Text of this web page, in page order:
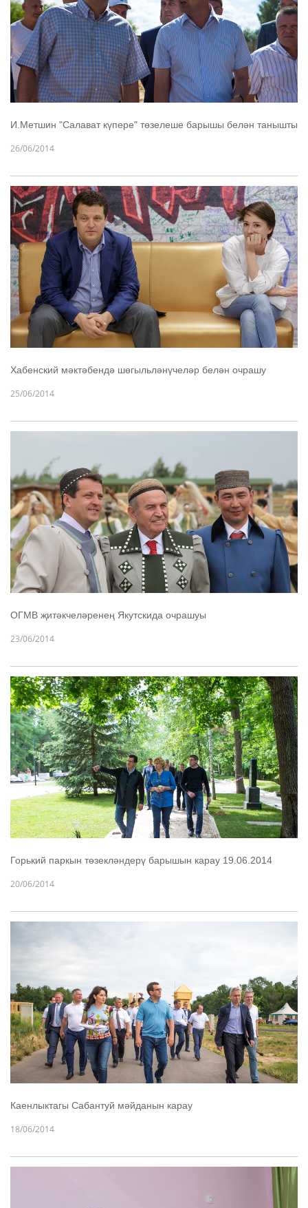
И.Метшин "Салават күпере" төзелеше барышы белән танышты
26/06/2014
Хабенский мәктәбендә шөгыльләнүчеләр белән очрашу
25/06/2014
ОГМВ җитәкчеләренең Якутскида очрашуы
23/06/2014
Горький паркын төзекләндерү барышын карау 19.06.2014
20/06/2014
Каенлыктагы Сабантуй мәйданын карау
18/06/2014